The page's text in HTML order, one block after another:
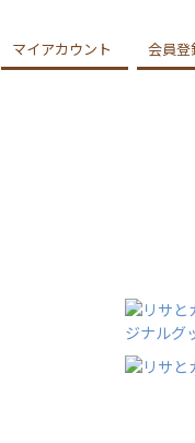
マイアカウント 会員登